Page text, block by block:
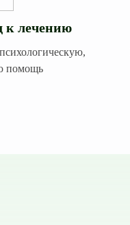
к лечению
помощь